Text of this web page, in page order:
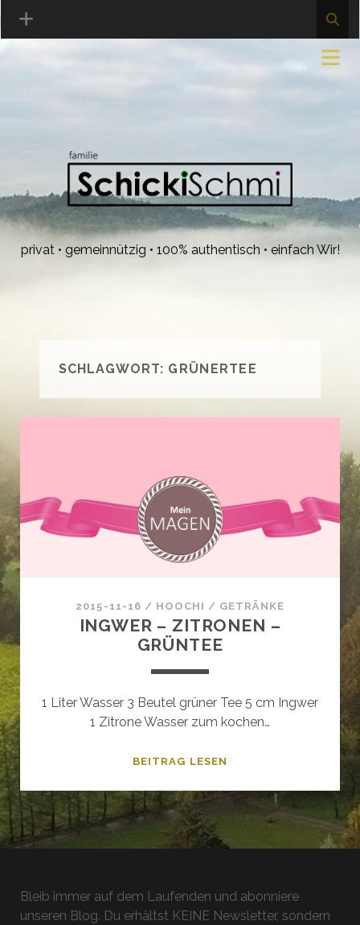
privat • gemeinnützig • 100% authentisch • einfach Wir!
SCHLAGWORT: GRÜNERTEE
2015-11-16 / HOOCHI / GETRÄNKE
INGWER – ZITRONEN –
GRÜNTEE
1 Liter Wasser 3 Beutel grüner Tee 5 cm Ingwer
1 Zitrone Wasser zum kochen…
BEITRAG LESEN
ZITRONEN
Bleib immer auf dem Laufenden und abonniere
unseren Blog. Du erhältst KEINE Newsletter, sondern